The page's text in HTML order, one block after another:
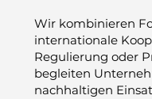
Wir kombinieren
internationale
Regulierung oder
begleiten
nachhaltigen